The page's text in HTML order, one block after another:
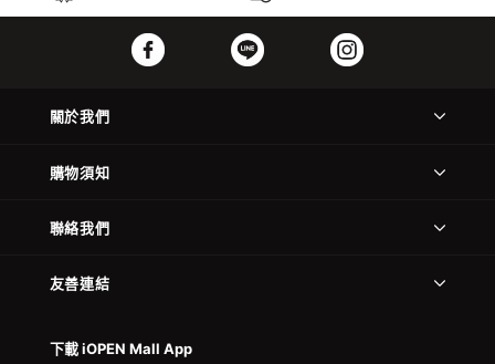
關於我們
購物須知
聯絡我們
友善連結
下載 iOPEN Mall App